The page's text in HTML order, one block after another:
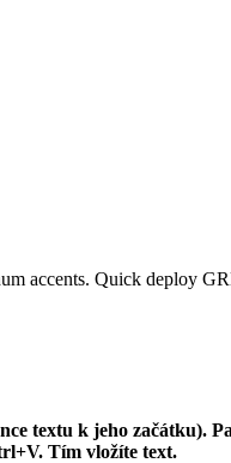
accents. Quick deploy
textu k jeho začátku).
Tím vložíte text.